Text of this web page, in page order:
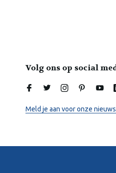
Volg ons op social
Meld je aan voor onze
Online